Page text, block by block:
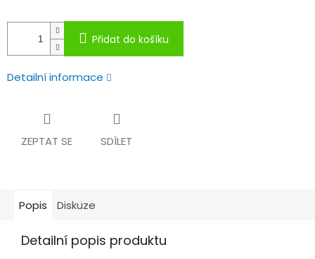
Přidat do košíku
Detailní informace
ZEPTAT SE SDÍLET
Popis Diskuze
Detailní popis produktu